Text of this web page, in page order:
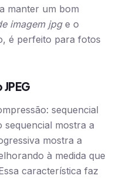
manter um bom
imagem jpge o
é perfeito para fotos
sequencial
sequencial mostra a
mostra a
à medida que
característica faz